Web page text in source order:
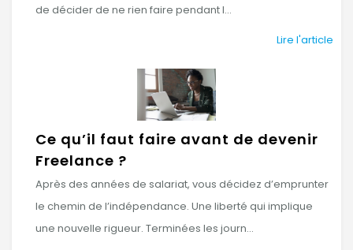
de décider de ne rien faire pendant l...
Lire l'article
Ce qu’il faut faire avant de devenir
Freelance ?
Après des années de salariat, vous décidez d’emprunter
le chemin de l’indépendance. Une liberté qui implique
une nouvelle rigueur. Terminées les journ...